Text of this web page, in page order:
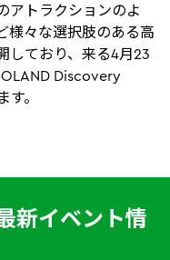
アトラクションのよ
様々な選択肢のある高
しており、来る4月23
Discovery
。
新イベント情